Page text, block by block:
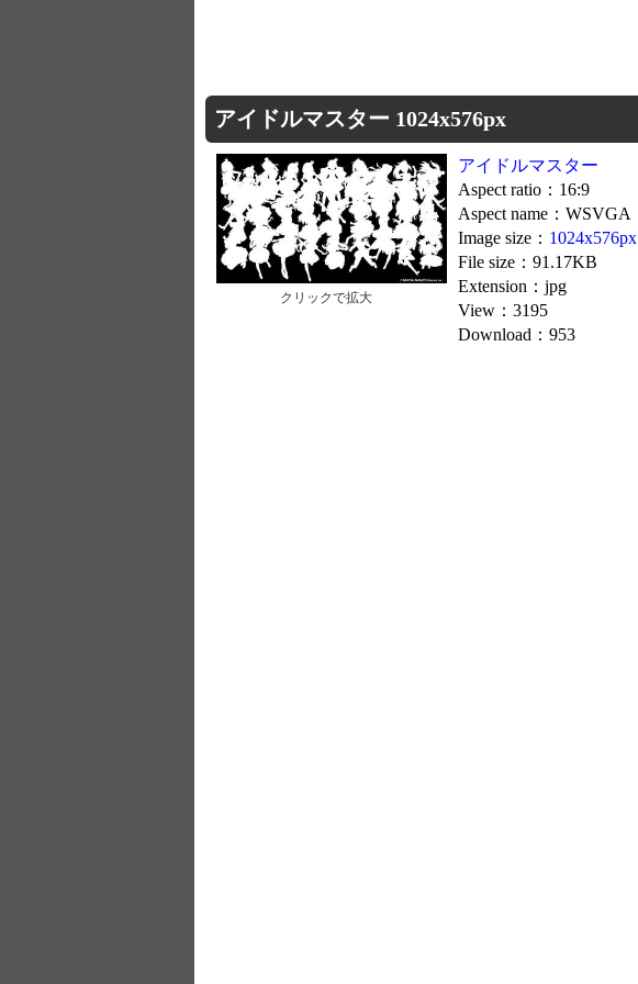
アイドルマスター 1024x576px
クリックで拡大
アイドルマスター
Aspect ratio：16:9
Aspect name：WSVGA
Image size： 1024x576px
File size：91.17KB
Extension：jpg
View：3195
Download：953